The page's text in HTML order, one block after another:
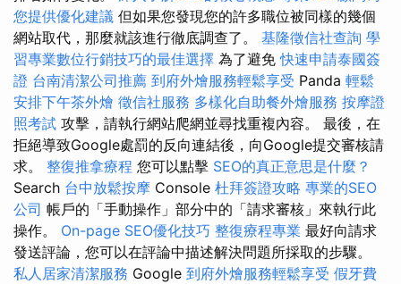
您提供優化建議 但如果您發現您的許多職位被同樣的幾個
網站取代，那麼就該進行徹底調查了。 基隆徵信社查詢 學
習專業數位行銷技巧的最佳選擇 為了避免快速申請泰國簽
證 台南清潔公司推薦 到府外燴服務輕鬆享受 Panda 輕鬆
安排下午茶外燴 徵信社服務 多樣化自助餐外燴服務 按摩證
照考試 攻擊，請執行網站爬網並尋找重複內容。 最後，在
拒絕導致Google處罰的反向連結後，向Google提交審核請
求。 整復推拿療程 您可以點擊 SEO的真正意思是什麼？
Search 台中放鬆按摩 Console 杜拜簽證攻略 專業的SEO
公司 帳戶的「手動操作」部分中的「請求審核」來執行此
操作。 On-page SEO優化技巧 整復療程專業 最好向請求
發送評論，您可以在評論中描述解決問題所採取的步驟。
私人居家清潔服務 Google 到府外燴服務輕鬆享受 假牙費